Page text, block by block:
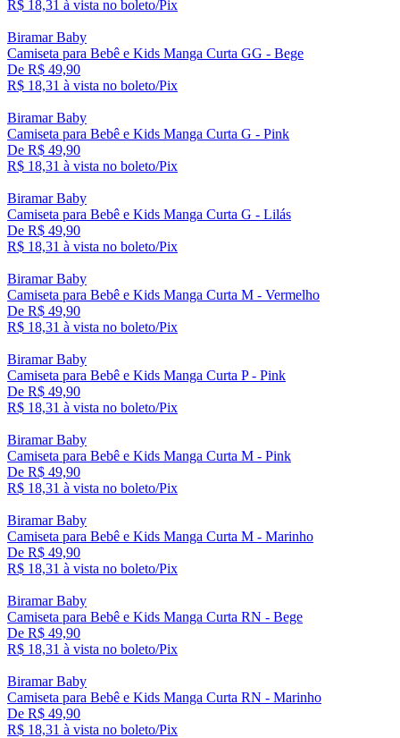
R$ 18,31 à vista no boleto/Pix
Biramar Baby
Camiseta para Bebê e Kids Manga Curta GG - Bege
De R$ 49,90
R$ 18,31 à vista no boleto/Pix
Biramar Baby
Camiseta para Bebê e Kids Manga Curta G - Pink
De R$ 49,90
R$ 18,31 à vista no boleto/Pix
Biramar Baby
Camiseta para Bebê e Kids Manga Curta G - Lilás
De R$ 49,90
R$ 18,31 à vista no boleto/Pix
Biramar Baby
Camiseta para Bebê e Kids Manga Curta M - Vermelho
De R$ 49,90
R$ 18,31 à vista no boleto/Pix
Biramar Baby
Camiseta para Bebê e Kids Manga Curta P - Pink
De R$ 49,90
R$ 18,31 à vista no boleto/Pix
Biramar Baby
Camiseta para Bebê e Kids Manga Curta M - Pink
De R$ 49,90
R$ 18,31 à vista no boleto/Pix
Biramar Baby
Camiseta para Bebê e Kids Manga Curta M - Marinho
De R$ 49,90
R$ 18,31 à vista no boleto/Pix
Biramar Baby
Camiseta para Bebê e Kids Manga Curta RN - Bege
De R$ 49,90
R$ 18,31 à vista no boleto/Pix
Biramar Baby
Camiseta para Bebê e Kids Manga Curta RN - Marinho
De R$ 49,90
R$ 18,31 à vista no boleto/Pix